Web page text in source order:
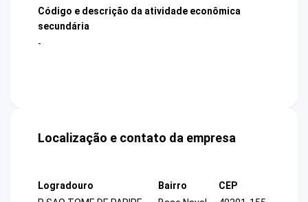
Código e descrição da atividade econômica
secundária
-
Localização e contato da empresa
Logradouro
Bairro
CEP